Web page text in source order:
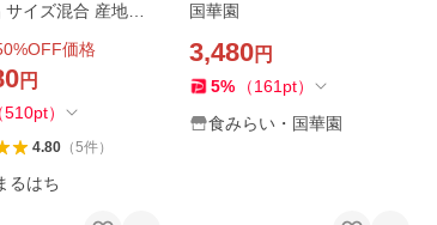
イズ混合 産地直
※ ふるさと納税 で
せん
%OFF価格
円
510pt）
4.80（5件）
るはち
国華園
3,480円
5% （161 pt）
食みらい・国華園